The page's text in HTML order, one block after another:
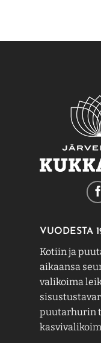
VUODESTA
Kotiin ja
aikaansa
valikoima
puutarhurin